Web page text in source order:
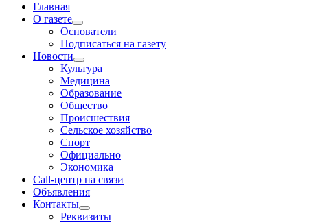
Главная
О газете
Основатели
Подписаться на газету
Новости
Культура
Медицина
Образование
Общество
Происшествия
Сельское хозяйство
Спорт
Официально
Экономика
Call-центр на связи
Объявления
Контакты
Реквизиты